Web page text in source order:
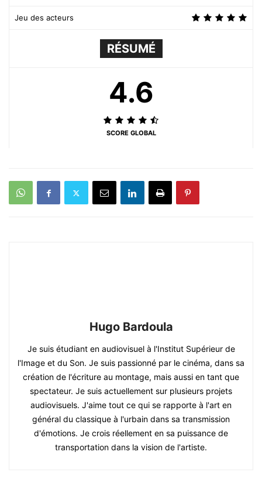
Jeu des acteurs
RÉSUMÉ
4.6
SCORE GLOBAL
Hugo Bardoula
Je suis étudiant en audiovisuel à l'Institut Supérieur de
l'Image et du Son. Je suis passionné par le cinéma, dans sa
création de l'écriture au montage, mais aussi en tant que
spectateur. Je suis actuellement sur plusieurs projets
audiovisuels. J'aime tout ce qui se rapporte à l'art en
général du classique à l'urbain dans sa transmission
d'émotions. Je crois réellement en sa puissance de
transportation dans la vision de l'artiste.